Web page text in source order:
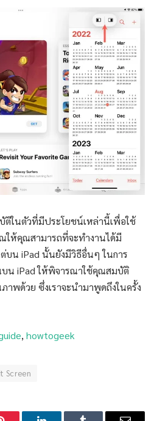
ติในตัวที่มีประโยชน์เหล่านี้เพื่อใช้
ให้คุณสามารถที่จะทำงานได้มี
บน iPad นั้นยังมีวิธีอื่นๆ ในการ
น iPad ให้พิจารณาใช้คุณสมบัติ
พด้วย ซึ่งเราจะนำมาพูดถึงในครั้ง
, howtogeek
Screen